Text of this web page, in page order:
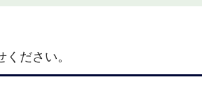
ださい。